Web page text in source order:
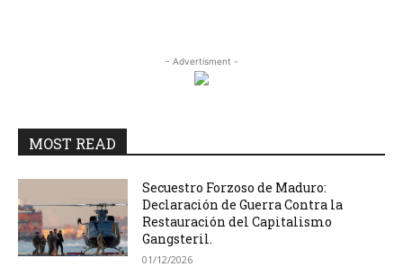
- Advertisment -
MOST READ
Secuestro Forzoso de Maduro:
Declaración de Guerra Contra la
Restauración del Capitalismo
Gangsteril.
01/12/2026